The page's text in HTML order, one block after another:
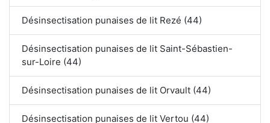
Désinsectisation punaises de lit Rezé (44)
Désinsectisation punaises de lit Saint-Sébastien-
sur-Loire (44)
Désinsectisation punaises de lit Orvault (44)
Désinsectisation punaises de lit Vertou (44)